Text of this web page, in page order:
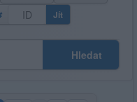
Jít
Hledat